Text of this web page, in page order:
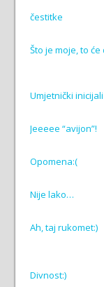
čestitke
Što je moje, to će
Umjetnički
Jeeeee “avijon”!
Opomena:(
Nije lako…
Ah, taj rukomet:)
Divnost:)